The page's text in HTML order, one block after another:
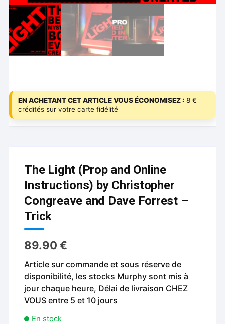
EN ACHETANT CET ARTICLE VOUS ÉCONOMISEZ : 8 €
crédités sur votre carte fidélité
The Light (Prop and Online
Instructions) by Christopher
Congreave and Dave Forrest –
Trick
89.90€
Article sur commande et sous réserve de
disponibilité, les stocks Murphy sont mis à
jour chaque heure, Délai de livraison CHEZ
VOUS entre 5 et 10 jours
En stock